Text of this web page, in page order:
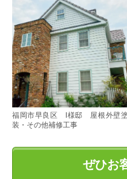
福岡市早良区 I様邸 屋根外壁塗
装・その他補修工事
ぜひお